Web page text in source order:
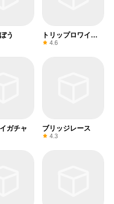
う
トリップロワイヤ
ル 4.6
ガチャ ブリッジレース
4.3